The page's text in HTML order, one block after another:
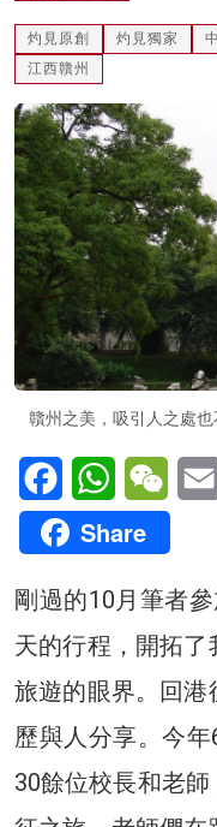
灼見原創 灼見獨家
江西贛州
贛州之美，吸引人之處
FacebookWhatsApp
Share
剛過的10月筆者
天的行程，開拓
旅遊的眼界。回港
歷與人分享。今
30餘位校長和老